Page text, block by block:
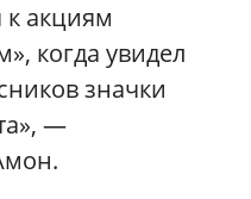
акциям
когда увидел
значки
—